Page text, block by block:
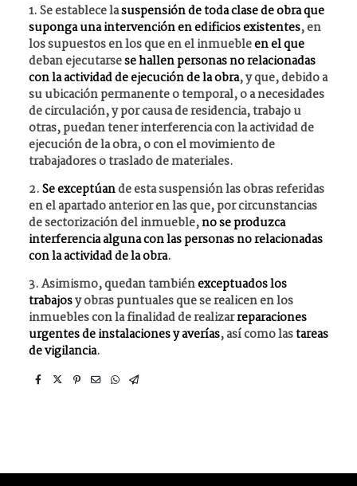
1. Se establece lasuspensión de toda clase de obra que
suponga una intervención en edificios existentes, en
los supuestos en los que en el inmuebleen el que
deban ejecutarsese hallen personas no relacionadas
con la actividad de ejecución de la obra, y que, debido a
su ubicación permanente o temporal, o a necesidades
de circulación, y por causa de residencia, trabajo u
otras, puedan tener interferencia con la actividad de
ejecución de la obra, o con el movimiento de
trabajadores o traslado de materiales.
2.Se exceptúande esta suspensión las obras referidas
en el apartado anterior en las que, por circunstancias
de sectorización del inmueble,no se produzca
interferencia alguna con las personas no relacionadas
con la actividad de la obra.
3. Asimismo, quedan tambiénexceptuados los
trabajosy obras puntuales que se realicen en los
inmuebles con la finalidad de realizarreparaciones
urgentes de instalaciones y averías, así como lastareas
de vigilancia.